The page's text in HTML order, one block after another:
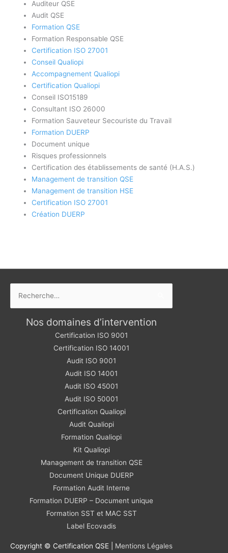
Auditeur QSE
Audit QSE
Formation QSE
Formation Responsable QSE
Certification ISO 27001
Conseil Qualiopi
Accompagnement Qualiopi
Certification Qualiopi
Conseil ISO15189
Consultant ISO 26000
Formation Sauveteur Secouriste du Travail
Formation DUERP
Document unique
Risques professionnels
Certification des établissements de santé (H.A.S.)
Management de transition QSE
Management de transition HSE
Certification ISO 27001
Création DUERP
Nos domaines d’intervention
Certification ISO 9001
Certification ISO 14001
Audit ISO 9001
Audit ISO 14001
Audit ISO 45001
Audit ISO 50001
Certification Qualiopi
Audit Qualiopi
Formation Qualiopi
Kit Qualiopi
Management de transition QSE
Document Unique DUERP
Formation Audit Interne
Formation DUERP – Document unique
Formation SST et MAC SST
Label Ecovadis
Copyright © Certification QSE | Mentions Légales